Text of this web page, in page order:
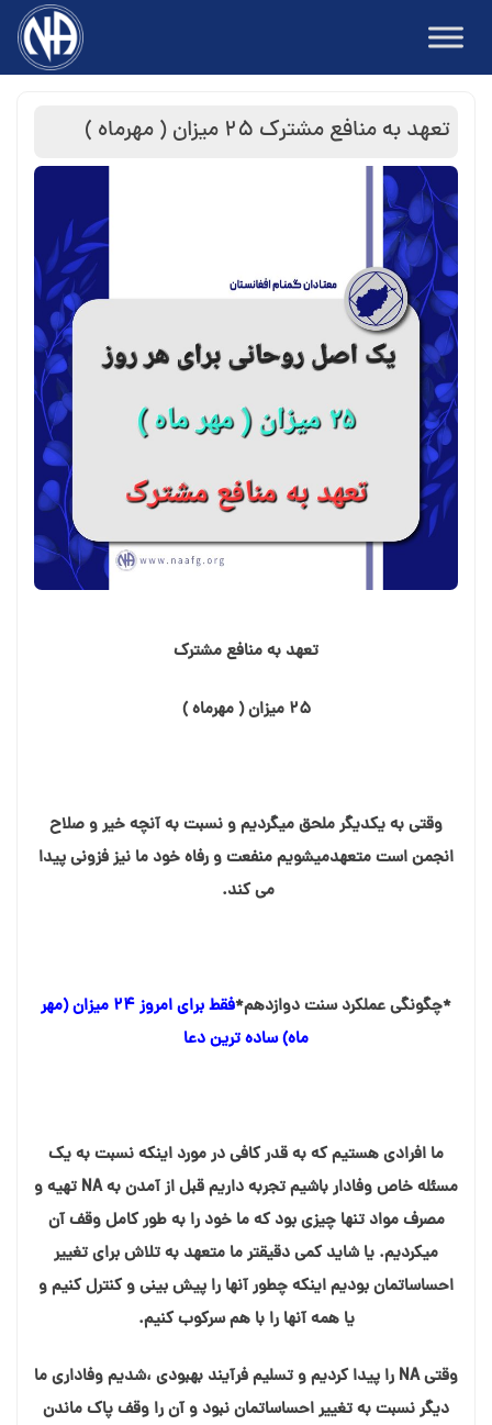
content
تعهد به منافع مشترک ۲۵ میزان ( مهرماه )
تعهد به منافع مشترک
۲۵ میزان ( مهرماه )
وقتی به یکدیگر ملحق میگردیم و نسبت به آنچه خیر و صلاح
انجمن است متعهدمیشویم منفعت و رفاه خود ما نیز فزونی پیدا
می کند.
*چگونگی عملکرد سنت دوازدهم*
فقط برای امروز ۲۴ میزان (مهر
ماه) ساده⁯ ترین دعا
ما افرادی هستیم که به قدر کافی در مورد اینکه نسبت به یک
مسئله خاص وفادار باشیم تجربه داریم قبل از آمدن به NA تهیه و
مصرف مواد تنها چیزی بود که ما خود را به طور کامل وقف آن
میکردیم. یا شاید کمی دقیقتر ما متعهد به تلاش برای تغییر
احساساتمان بودیم اینکه چطور آنها را پیش بینی و کنترل کنیم و
یا همه آنها را با هم سرکوب کنیم.
وقتی NA را پیدا کردیم و تسلیم فرآیند بهبودی ،شدیم وفاداری ما
دیگر نسبت به تغییر احساساتمان نبود و آن را وقف پاک ماندن